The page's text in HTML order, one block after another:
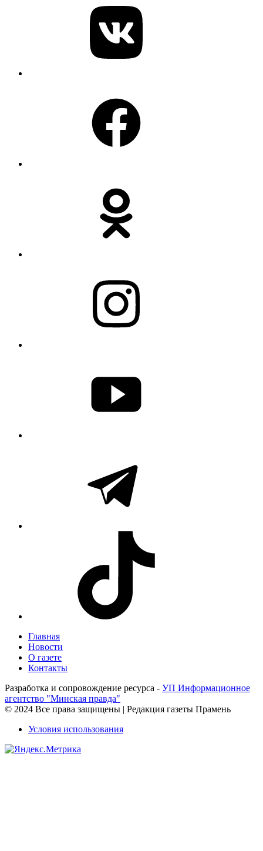
Главная
Новости
О газете
Контакты
Разработка и сопровождение ресурса - УП Информационное
агентство "Минская правда"
© 2024 Все права защищены | Редакция газеты Прамень
Условия использования